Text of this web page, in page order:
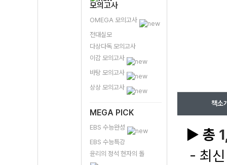
모의고사
OMEGA 모의고사
전대실모
다상다독 모의고사
이감 모의고사
바탕 모의고사
상상 모의고사
MEGA PICK
EBS 수능완성
EBS 수능특강
윤리의 정석 현자의 돌
책소
▶ 총
- 최